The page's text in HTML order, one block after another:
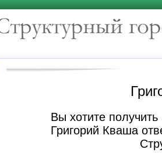
Вы хотите
Григорий Кваша